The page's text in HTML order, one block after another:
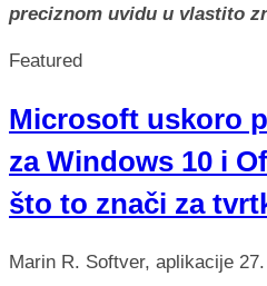
preciznom uvidu u vlastito
Featured
Microsoft uskoro
za Windows 10 i
što to znači za
Marin R. Softver, aplikacije